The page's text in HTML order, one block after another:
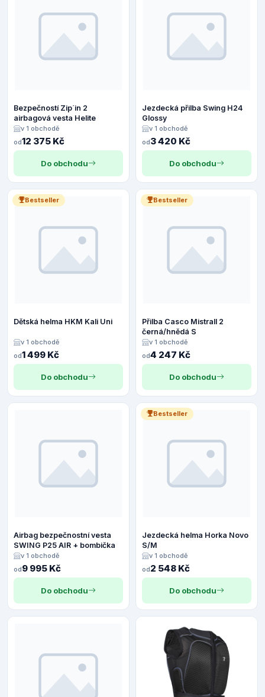
Bezpečností Zip´in 2
airbagová vesta Helite
v 1 obchodě
od12 375 Kč
Do obchodu
Jezdecká přilba Swing H24
Glossy
v 1 obchodě
od3 420 Kč
Do obchodu
Bestseller
Dětská helma HKM Kali Uni
v 1 obchodě
od1 499 Kč
Do obchodu
Bestseller
Přilba Casco Mistrall 2
černá/hnědá S
v 1 obchodě
od4 247 Kč
Do obchodu
Airbag bezpečnostní vesta
SWING P25 AIR + bombička
v 1 obchodě
od9 995 Kč
Do obchodu
Bestseller
Jezdecká helma Horka Novo
S/M
v 1 obchodě
od2 548 Kč
Do obchodu